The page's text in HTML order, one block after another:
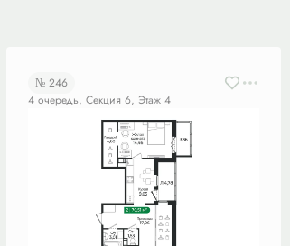
№ 246
4 очередь, Секция 6, Этаж 4